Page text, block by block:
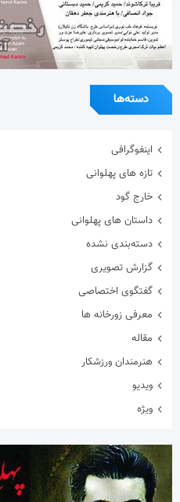
دسته‌ها
اینفوگرافی
تازه های پهلوانی
خارج گود
داستان های پهلوانی
دسته‌بندی نشده
گزارش تصویری
گفتگوی اختصاصی
معرفی زورخانه ها
مقاله
هنرمندان ورزشکار
ویدیو
ویژه